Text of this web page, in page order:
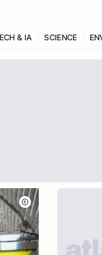
& IA SCIENCE